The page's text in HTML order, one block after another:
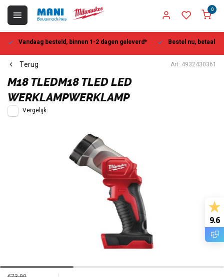
0
Vandaag besteld, binnen 1-2 dagen geleverd* Bestel nu, betaal
Terug Art: 4932430361
M18 TLEDM18 TLED LED
WERKLAMPWERKLAMP
Vergelijk
9.6